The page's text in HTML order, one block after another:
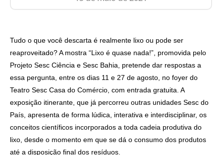
Tudo o que você descarta é realmente lixo ou pode ser
reaproveitado? A mostra “Lixo é quase nada!”, promovida pelo
Projeto Sesc Ciência e Sesc Bahia, pretende dar respostas a
essa pergunta, entre os dias 11 e 27 de agosto, no foyer do
Teatro Sesc Casa do Comércio, com entrada gratuita. A
exposição itinerante, que já percorreu outras unidades Sesc do
País, apresenta de forma lúdica, interativa e interdisciplinar, os
conceitos científicos incorporados a toda cadeia produtiva do
lixo, desde o momento em que se dá o consumo dos produtos
até a disposição final dos resíduos.